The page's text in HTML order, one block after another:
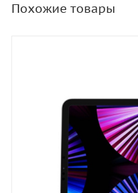
Похожие товары